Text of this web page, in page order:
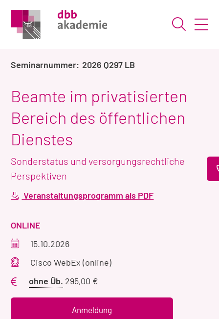
Suche
2026 Q297 LB
Beamte im privatisierten
Bereich des öffentlichen
Dienstes
Sonderstatus und versorgungsrechtliche
Perspektiven
Veranstaltungsprogramm als PDF
VERANSTALTUNGSART
ONLINE
Veranstaltungszeitraum
15.10.2026
Veranstaltungsort
Cisco WebEx (online)
ohne Üb. Preis
Übernachtung
295,00 €
Anmeldung